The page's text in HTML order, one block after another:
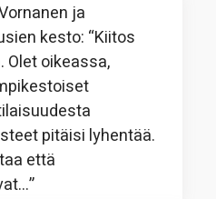
ja
kesto: “Kiitos
oikeassa,
pitäisi lyhentää.
että
”